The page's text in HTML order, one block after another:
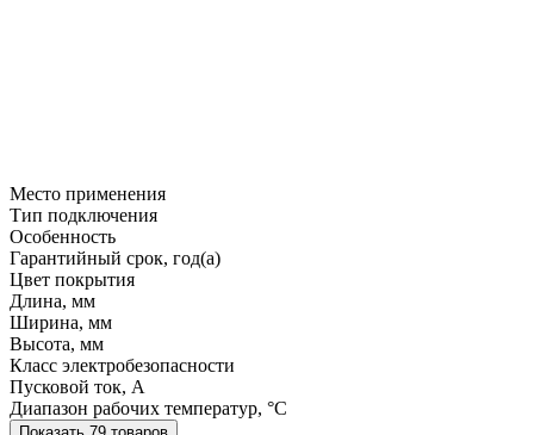
Место применения
Тип подключения
Особенность
Гарантийный срок, год(а)
Цвет покрытия
Длина, мм
Ширина, мм
Высота, мм
Класс электробезопасности
Пусковой ток, A
Диапазон рабочих температур, °C